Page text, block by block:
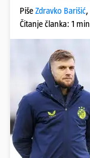
PišeZdravko Barišić,
Čitanje članka: 1 min